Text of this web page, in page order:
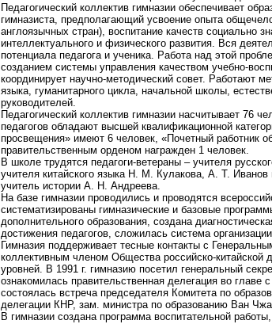
Педагогический коллектив гимназии обеспечивает
гимназиста, предполагающий усвоение опыта
англоязычных стран), воспитание качеств социально
интеллектуального и физического развития. Вся
потенциала педагога и ученика. Работа над этой
созданием системы управления качеством учебно-
координирует научно-методический совет. Работают
языка, гуманитарного цикла, начальной школы,
руководителей.
Педагогический коллектив гимназии насчитывает 76
педагогов обладают высшей квалификационной
просвещения» имеют 6 человек, «Почетный работник
правительственным орденом награжден 1 человек.
В школе трудятся педагоги-ветераны – учителя
учителя китайского языка Н. М. Кулакова, А. Т.
учитель истории А. Н. Андреева.
На базе гимназии проводились и проводятся
систематизированы гимназические и базовые
дополнительного образования, создана
достижения педагогов, сложилась система
Гимназия поддерживает тесные контакты с
коллективным членом Общества российско-
уровней. В 1991 г. гимназию посетил генеральный
ознакомилась правительственная делегация во
состоялась встреча председателя Комитета по
делегации КНР, зам. министра по образованию Ван
В гимназии создана программа воспитательной